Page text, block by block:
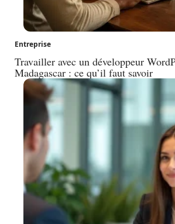
Entreprise
Travailler avec un développeur
Madagascar : ce qu’il faut savoir